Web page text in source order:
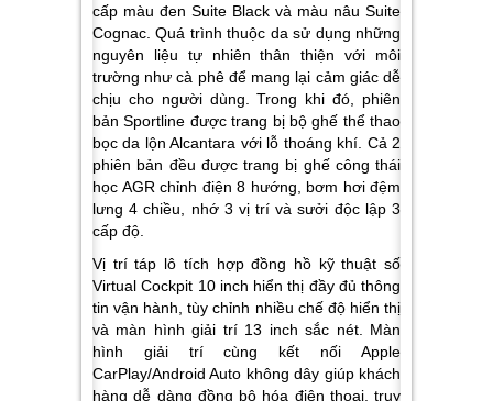
cấp màu đen Suite Black và màu nâu Suite
Cognac. Quá trình thuộc da sử dụng những
nguyên liệu tự nhiên thân thiện với môi
trường như cà phê để mang lại cảm giác dễ
chịu cho người dùng. Trong khi đó, phiên
bản Sportline được trang bị bộ ghế thể thao
bọc da lộn Alcantara với lỗ thoáng khí. Cả 2
phiên bản đều được trang bị ghế công thái
học AGR chỉnh điện 8 hướng, bơm hơi đệm
lưng 4 chiều, nhớ 3 vị trí và sưởi độc lập 3
cấp độ.
Vị trí táp lô tích hợp đồng hồ kỹ thuật số
Virtual Cockpit 10 inch hiển thị đầy đủ thông
tin vận hành, tùy chỉnh nhiều chế độ hiển thị
và màn hình giải trí 13 inch sắc nét. Màn
hình giải trí cùng kết nối Apple
CarPlay/Android Auto không dây giúp khách
hàng dễ dàng đồng bộ hóa điện thoại, truy